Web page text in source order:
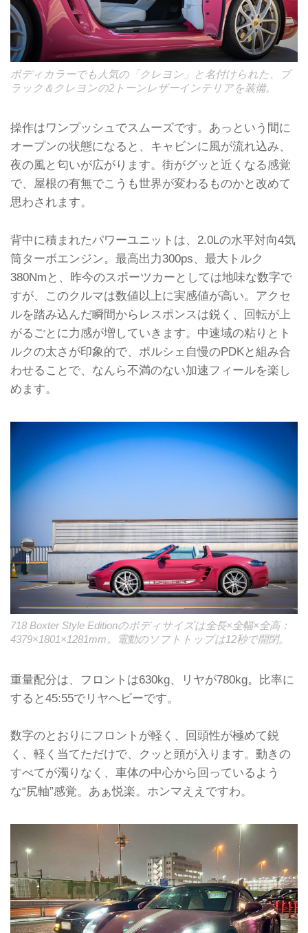
ボディカラーでも人気の「クレヨン」と名付けられた、ブ
ラック＆クレヨンの2トーンレザーインテリアを装備。
操作はワンプッシュでスムーズです。あっという間に
オープンの状態になると、キャビンに風が流れ込み、
夜の風と匂いが広がります。街がグッと近くなる感覚
で、屋根の有無でこうも世界が変わるものかと改めて
思わされます。
背中に積まれたパワーユニットは、2.0Lの水平対向4気
筒ターボエンジン。最高出力300ps、最大トルク
380Nmと、昨今のスポーツカーとしては地味な数字で
すが、このクルマは数値以上に実感値が高い。アクセ
ルを踏み込んだ瞬間からレスポンスは鋭く、回転が上
がるごとに力感が増していきます。中速域の粘りとト
ルクの太さが印象的で、ポルシェ自慢のPDKと組み合
わせることで、なんら不満のない加速フィールを楽し
めます。
718 Boxter Style Editionのボディサイズは全長×全幅×全高：
4379×1801×1281mm。電動のソフトトップは12秒で開閉。
重量配分は、フロントは630kg、リヤが780kg。比率に
すると45:55でリヤヘビーです。
数字のとおりにフロントが軽く、回頭性が極めて鋭
く、軽く当てただけで、クッと頭が入ります。動きの
すべてが濁りなく、車体の中心から回っているよう
な“尻軸”感覚。あぁ悦楽。ホンマええですわ。